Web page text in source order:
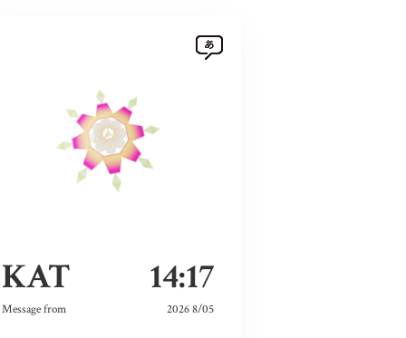
KAT 14:17
Message from 2026 8/05